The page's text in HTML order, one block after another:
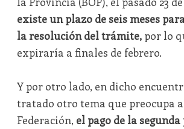
existe un plazo de seis meses
la resolución del trámite,por lo
expiraría a finales de febrero.
Y por otro lado, en dicho
tratado otro tema que preocupa
Federación, el pago de la